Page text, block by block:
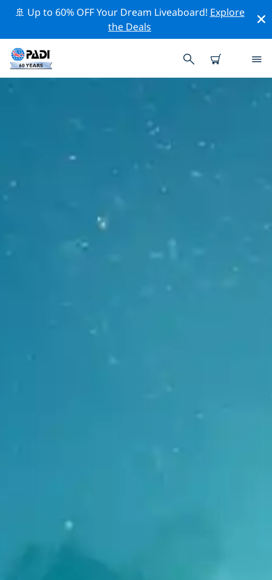
🚢 Up to 60% OFF Your Dream Liveaboard! Explore
the Deals